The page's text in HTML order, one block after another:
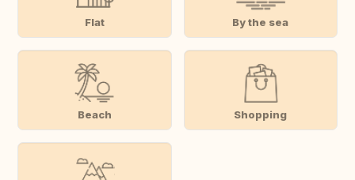
Flat By the sea
Beach Shopping